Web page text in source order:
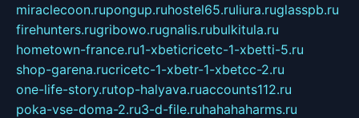
miraclecoon.rupongup.ruhostel65.ruliura.ruglasspb.ru
firehunters.rugribowo.rugnalis.rubulkitula.ru
hometown-france.ru1-xbeticricetc-1-xbetti-5.ru
shop-garena.rucricetc-1-xbetr-1-xbetcc-2.ru
one-life-story.rutop-halyava.ruaccounts112.ru
poka-vse-doma-2.ru3-d-file.ruhahahaharms.ru